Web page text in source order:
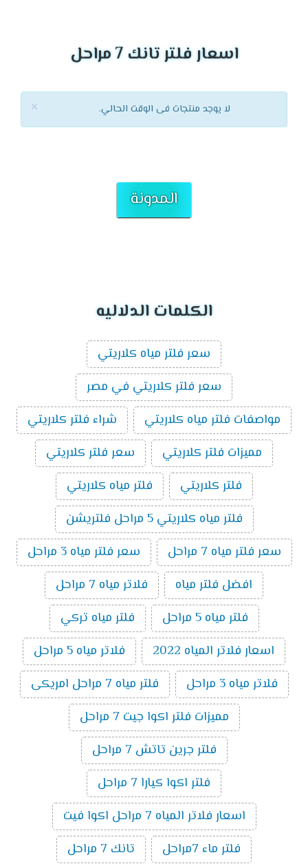
اسعار فلتر تانك 7 مراحل
× لا يوجد منتجات فى الوقت الحالي.
المدونة
الكلمات الدلاليه
سعر فلتر مياه كلاريتي
سعر فلتر كلاريتي في مصر
مواصفات فلتر مياه كلاريتي
شراء فلتر كلاريتي
مميزات فلتر كلاريتي
سعر فلتر كلاريتي
فلتر كلاريتي
فلتر مياه كلاريتي
فلتر مياه كلاريتي 5 مراحل فلتريشن
سعر فلتر مياه 7 مراحل
سعر فلتر مياه 3 مراحل
افضل فلتر مياه
فلاتر مياه 7 مراحل
فلتر مياه 5 مراحل
فلتر مياه تركي
اسعار فلاتر المياه 2022
فلاتر مياه 5 مراحل
فلاتر مياه 3 مراحل
فلتر مياه 7 مراحل امريكى
مميزات فلتر اكوا جيت 7 مراحل
فلتر جرين تاتش 7 مراحل
فلتر اكوا كيارا 7 مراحل
اسعار فلاتر المياه 7 مراحل اكوا فيت
فلتر ماء 7مراحل
تانك 7 مراحل